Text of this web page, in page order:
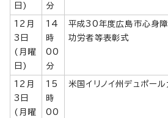
日)
分
12月
3日
(月曜
日)
14
時
00
分
平成30年度広島市心身
功労者等表彰式
12月
3日
(月曜
15
時
00
米国イリノイ州デュポー